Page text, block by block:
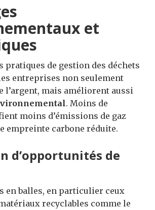
et
pratiques de gestion des déchets
entreprises non seulement
l’argent, mais améliorent aussi
. Moins de
moins d’émissions de gaz
empreinte carbone réduite.
d’opportunités de
en balles, en particulier ceux
recyclables comme le